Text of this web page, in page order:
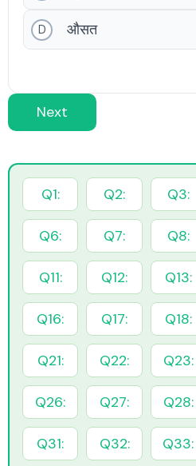
D औसत
Next
Q1: Q2: Q3:
Q6: Q7: Q8:
Q11: Q12: Q13:
Q16: Q17: Q18:
Q21: Q22: Q23:
Q26: Q27: Q28:
Q31: Q32: Q33: